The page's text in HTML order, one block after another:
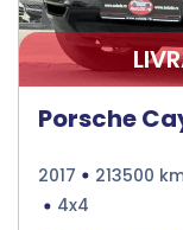
Porsche
2017 213500
4x4